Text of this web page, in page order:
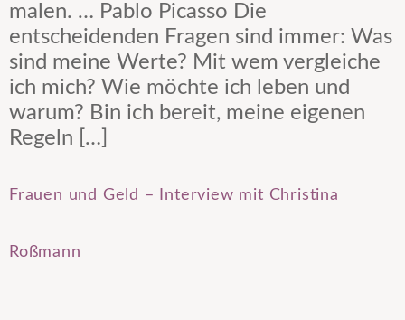
malen. … Pablo Picasso Die
entscheidenden Fragen sind immer: Was
sind meine Werte? Mit wem vergleiche
ich mich? Wie möchte ich leben und
warum? Bin ich bereit, meine eigenen
Regeln […]
Frauen und Geld – Interview mit Christina
Roßmann